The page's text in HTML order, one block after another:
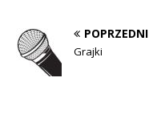
POPRZEDNI
Grajki